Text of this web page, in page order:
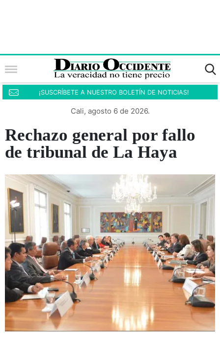
¡SUSCRÍBETE A NUESTRO BOLETÍN DE NOTICIAS!
Cali, agosto 6 de 2026.
Rechazo general por fallo
de tribunal de La Haya